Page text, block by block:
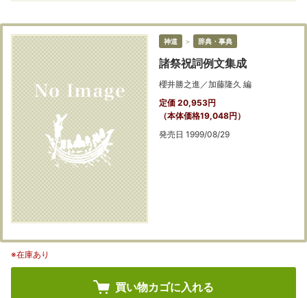
神道 ＞ 辞典・事典
諸祭祝詞例文集成
櫻井勝之進／加藤隆久 編
定価 20,953円
（本体価格19,048円）
発売日 1999/08/29
※在庫あり
買い物カゴに入れる